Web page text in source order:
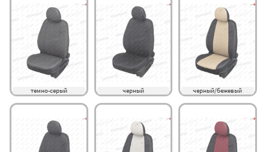
темно-серый черный черный/бежевый